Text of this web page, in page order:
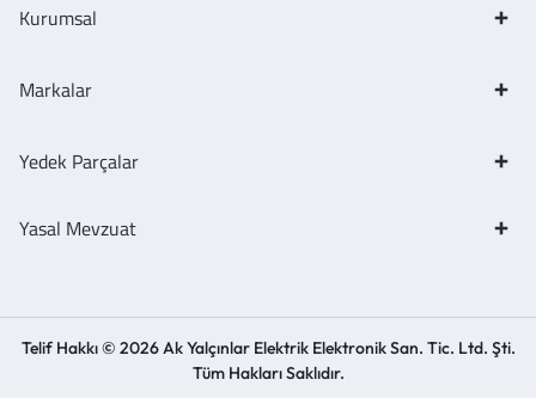
Kurumsal
Markalar
Yedek Parçalar
Yasal Mevzuat
Telif Hakkı © 2026 Ak Yalçınlar Elektrik Elektronik San. Tic. Ltd. Şti.
Tüm Hakları Saklıdır.